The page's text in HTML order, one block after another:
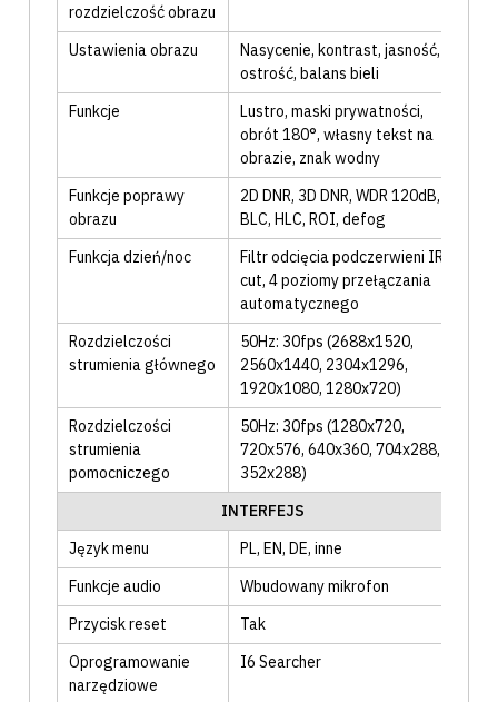
rozdzielczość obrazu
Ustawienia obrazu Nasycenie, kontrast, jasność,
ostrość, balans bieli
Funkcje
Lustro, maski prywatności,
obrót 180°, własny tekst na
obrazie, znak wodny
Funkcje poprawy
obrazu
2D DNR, 3D DNR, WDR 120dB,
BLC, HLC, ROI, defog
Funkcja dzień/noc
Filtr odcięcia podczerwieni IR
cut, 4 poziomy przełączania
automatycznego
Rozdzielczości
strumienia głównego
50Hz: 30fps (2688x1520,
2560x1440, 2304x1296,
1920x1080, 1280x720)
Rozdzielczości
strumienia
pomocniczego
50Hz: 30fps (1280x720,
720x576, 640x360, 704x288,
352x288)
INTERFEJS
Język menu
PL, EN, DE, inne
Funkcje audio
Wbudowany mikrofon
Przycisk reset
Tak
Oprogramowanie
narzędziowe
I6 Searcher